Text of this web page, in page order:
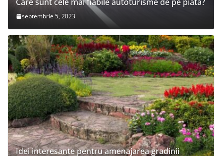
septembrie 5, 2023
Idei interesante pentru amenajarea gradinii